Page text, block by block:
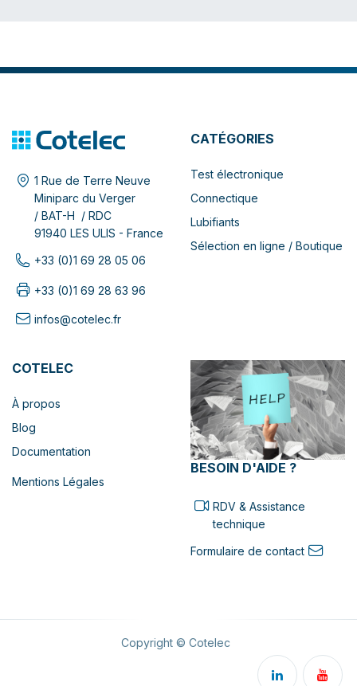
1 Rue de Terre Neuve
Miniparc du Verger
/ BAT-H / RDC
91940 LES ULIS - France
+33 (0)1 69 28 05 06
+33 (0)1 69 28 63 96
infos@cotelec.fr
CATÉGORIES
Test électronique
Connectique
Lubifiants
Sélection en ligne / Boutique
COTELEC
À propos
Blog
Documentation
Mentions Légales
BESOIN D'AIDE ?
RDV & Assistance
technique
Formulaire de contact
Copyright © Cotelec